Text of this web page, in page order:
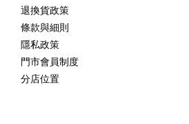
退換貨政策
條款與細則
隱私政策
門市會員制度
分店位置